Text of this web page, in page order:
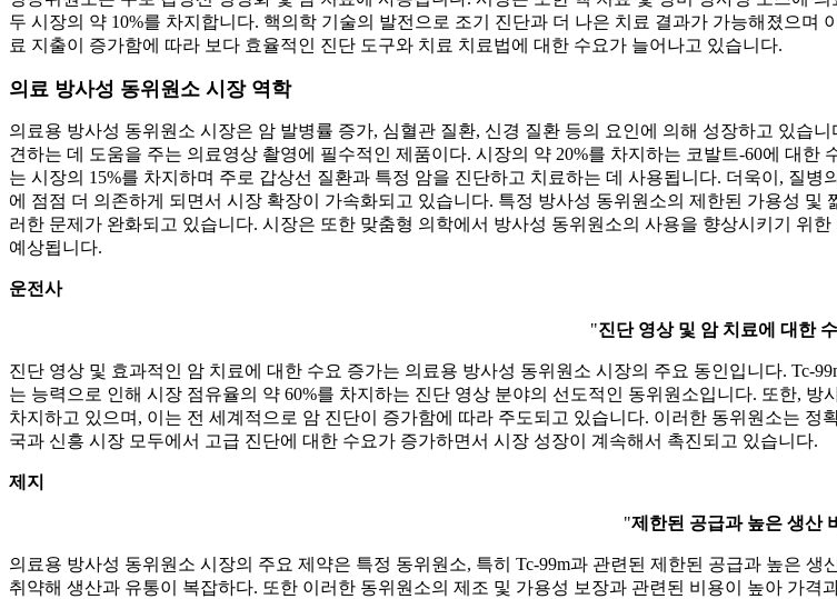
두 시장의 약 10%를 차지합니다. 핵의학 기술의 발전으로 조기 진단과 더 나은 치료 결과가 가능해졌으
료 지출이 증가함에 따라 보다 효율적인 진단 도구와 치료 치료법에 대한 수요가 늘어나고 있습니다.
의료 방사성 동위원소 시장 역학
의료용 방사성 동위원소 시장은 암 발병률 증가, 심혈관 질환, 신경 질환 등의 요인에 의해 성장하고 있습
견하는 데 도움을 주는 의료영상 촬영에 필수적인 제품이다. 시장의 약 20%를 차지하는 코발트-60에 대
는 시장의 15%를 차지하며 주로 갑상선 질환과 특정 암을 진단하고 치료하는 데 사용됩니다. 더욱이, 질
에 점점 더 의존하게 되면서 시장 확장이 가속화되고 있습니다. 특정 방사성 동위원소의 제한된 가용성
러한 문제가 완화되고 있습니다. 시장은 또한 맞춤형 의학에서 방사성 동위원소의 사용을 향상시키기 위
예상됩니다.
운전사
"진단 영상 및 암 치료에 대한
진단 영상 및 효과적인 암 치료에 대한 수요 증가는 의료용 방사성 동위원소 시장의 주요 동인입니다. Tc-
는 능력으로 인해 시장 점유율의 약 60%를 차지하는 진단 영상 분야의 선도적인 동위원소입니다. 또한,
차지하고 있으며, 이는 전 세계적으로 암 진단이 증가함에 따라 주도되고 있습니다. 이러한 동위원소는
국과 신흥 시장 모두에서 고급 진단에 대한 수요가 증가하면서 시장 성장이 계속해서 촉진되고 있습니다.
제지
"제한된 공급과 높은 생산
의료용 방사성 동위원소 시장의 주요 제약은 특정 동위원소, 특히 Tc-99m과 관련된 제한된 공급과 높은
취약해 생산과 유통이 복잡하다. 또한 이러한 동위원소의 제조 및 가용성 보장과 관련된 비용이 높아 가